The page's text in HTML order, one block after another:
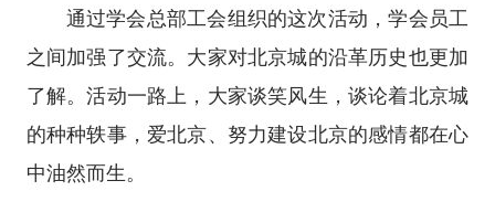
通过学会总部工会组织的这次活动，学会员工
之间加强了交流。大家对北京城的沿革历史也更加
了解。活动一路上，大家谈笑风生，谈论着北京城
的种种轶事，爱北京、努力建设北京的感情都在心
中油然而生。